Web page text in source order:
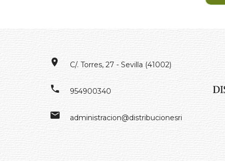
C/. Torres, 27 - Sevilla (41002)
954900340
administracion@distribucionesrivero.es